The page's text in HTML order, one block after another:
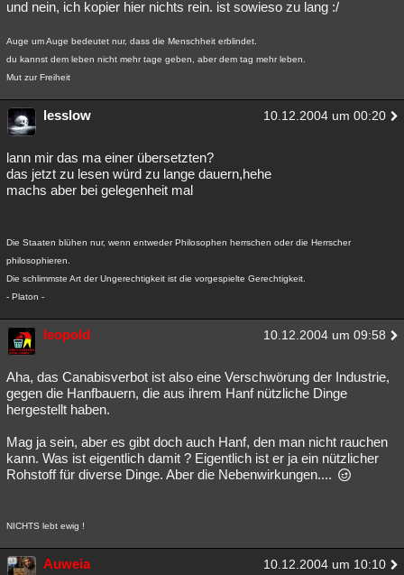
Lesenswert Schlüsselwörter
und nein, ich kopier hier nichts rein. ist sowieso zu lang :/
Auge um Auge bedeutet nur, dass die Menschheit erblindet.
du kannst dem leben nicht mehr tage geben, aber dem tag mehr leben.
Mut zur Freiheit
lesslow 10.12.2004 um 00:20
lann mir das ma einer übersetzten?
das jetzt zu lesen würd zu lange dauern,hehe
machs aber bei gelegenheit mal
Die Staaten blühen nur, wenn entweder Philosophen herrschen oder die Herrscher
philosophieren.
Die schlimmste Art der Ungerechtigkeit ist die vorgespielte Gerechtigkeit.
- Platon -
leopold 10.12.2004 um 09:58
Aha, das Canabisverbot ist also eine Verschwörung der Industrie,
gegen die Hanfbauern, die aus ihrem Hanf nützliche Dinge
hergestellt haben.
Mag ja sein, aber es gibt doch auch Hanf, den man nicht rauchen
kann. Was ist eigentlich damit ? Eigentlich ist er ja ein nützlicher
Rohstoff für diverse Dinge. Aber die Nebenwirkungen....
NICHTS lebt ewig !
Auweia 10.12.2004 um 10:10